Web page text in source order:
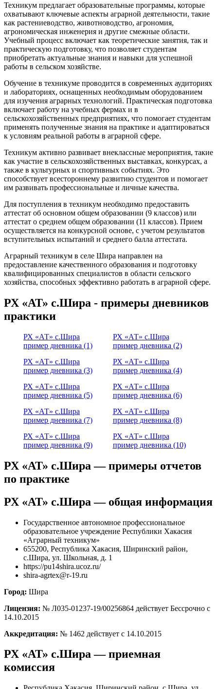
Техникум предлагает образовательные программы, которые
охватывают ключевые аспекты аграрной деятельности, такие
как растениеводство, животноводство, агрономия,
агрономическая инженерия и другие смежные области.
Учебный процесс включает как теоретические занятия, так и
практическую подготовку, что позволяет студентам
приобретать актуальные знания и навыки для успешной
работы в сельском хозяйстве.
Обучение в техникуме проводится в современных аудиториях
и лабораториях, оснащенных необходимым оборудованием
для изучения аграрных технологий. Практическая подготовка
включает работу на учебных фермах и в
сельскохозяйственных предприятиях, что помогает студентам
применять полученные знания на практике и адаптироваться
к условиям реальной работы в аграрной сфере.
Техникум активно развивает внеклассные мероприятия, такие
как участие в сельскохозяйственных выставках, конкурсах, а
также в культурных и спортивных событиях. Это
способствует всестороннему развитию студентов и помогает
им развивать профессиональные и личные качества.
Для поступления в техникум необходимо предоставить
аттестат об основном общем образовании (9 классов) или
аттестат о среднем общем образовании (11 классов). Прием
осуществляется на конкурсной основе, с учетом результатов
вступительных испытаний и среднего балла аттестата.
Аграрный техникум в селе Шира направлен на
предоставление качественного образования и подготовку
квалифицированных специалистов в области сельского
хозяйства, способных эффективно работать в аграрной сфере.
РХ «АТ» с.Шира - примеры дневников
практики
РХ «АТ» с.Шира
пример дневника (1)
РХ «АТ» с.Шира
пример дневника (2)
РХ «АТ» с.Шира
пример дневника (3)
РХ «АТ» с.Шира
пример дневника (4)
РХ «АТ» с.Шира
пример дневника (5)
РХ «АТ» с.Шира
пример дневника (6)
РХ «АТ» с.Шира
пример дневника (7)
РХ «АТ» с.Шира
пример дневника (8)
РХ «АТ» с.Шира
пример дневника (9)
РХ «АТ» с.Шира
пример дневника (10)
РХ «АТ» с.Шира — примеры отчетов
по практике
РХ «АТ» с.Шира — общая информация
Государственное автономное профессиональное
образовательное учреждение Республики Хакасия
«Аграрный техникум»
655200, Республика Хакасия, Ширинский район,
с.Шира, ул. Школьная, д. 1
https://pu14shira.ucoz.ru/
shira-agrtex@r-19.ru
Город: Шира
Лицензия: № Л035-01237-19/00256864 действует Бессрочно с
14.10.2015
Аккредитация: № 1462 действует с 14.10.2015
РХ «АТ» с.Шира — приемная
комиссия